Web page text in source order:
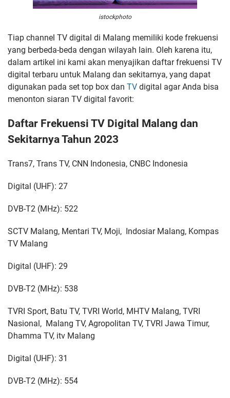
istockphoto
Tiap channel TV digital di Malang memiliki kode frekuensi
yang berbeda-beda dengan wilayah lain. Oleh karena itu,
dalam artikel ini kami akan menyajikan daftar frekuensi TV
digital terbaru untuk Malang dan sekitarnya, yang dapat
digunakan pada set top box dan TV digital agar Anda bisa
menonton siaran TV digital favorit:
Daftar Frekuensi TV Digital Malang dan
Sekitarnya Tahun 2023
Trans7, Trans TV, CNN Indonesia, CNBC Indonesia
Digital (UHF): 27
DVB-T2 (MHz): 522
SCTV Malang, Mentari TV, Moji, Indosiar Malang, Kompas
TV Malang
Digital (UHF): 29
DVB-T2 (MHz): 538
TVRI Sport, Batu TV, TVRI World, MHTV Malang, TVRI
Nasional, Malang TV, Agropolitan TV, TVRI Jawa Timur,
Dhamma TV, itv Malang
Digital (UHF): 31
DVB-T2 (MHz): 554